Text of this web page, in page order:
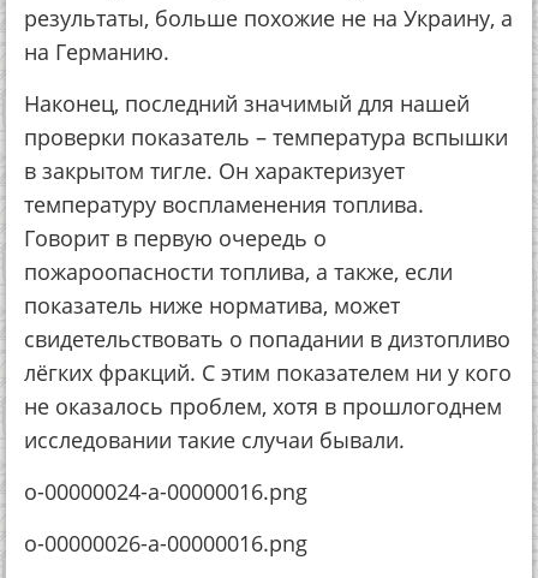
результаты, больше похожие не на Украину, а
на Германию.
Наконец, последний значимый для нашей
проверки показатель – температура вспышки
в закрытом тигле. Он характеризует
температуру воспламенения топлива.
Говорит в первую очередь о
пожароопасности топлива, а также, если
показатель ниже норматива, может
свидетельствовать о попадании в дизтопливо
лёгких фракций. С этим показателем ни у кого
не оказалось проблем, хотя в прошлогоднем
исследовании такие случаи бывали.
o-00000024-a-00000016.png
o-00000026-a-00000016.png